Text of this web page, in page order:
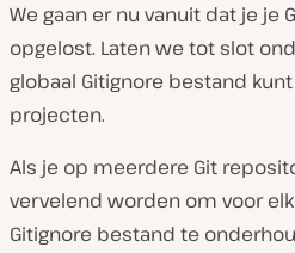
We gaan er nu vanuit dat je je
opgelost. Laten we tot slot
globaal Gitignore bestand
projecten.
Als je op meerdere Git
vervelend worden om voor
Gitignore bestand te